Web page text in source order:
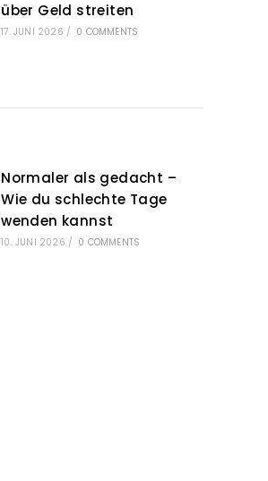
über Geld streiten
17. JUNI 2026 / 0 COMMENTS
Normaler als gedacht –
Wie du schlechte Tage
wenden kannst
10. JUNI 2026 / 0 COMMENTS